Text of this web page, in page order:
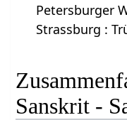
Petersburger
Strassburg :
Sanskrit -